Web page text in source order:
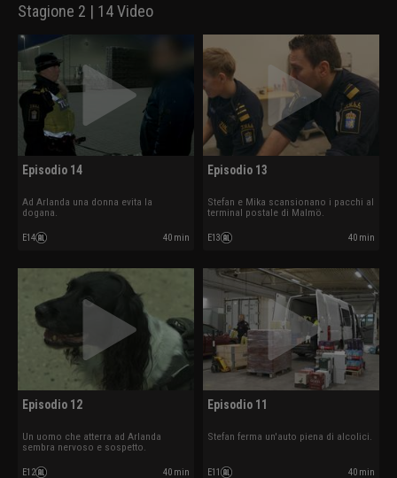
Stagione 2 | 14 Video
Episodio 14
Ad Arlanda una donna evita la
dogana.
E14 40 min
Episodio 13
Stefan e Mika scansionano i pacchi al
terminal postale di Malmö.
E13 40 min
Episodio 12
Un uomo che atterra ad Arlanda
sembra nervoso e sospetto.
E12 40 min
Episodio 11
Stefan ferma un'auto piena di alcolici.
E11 40 min